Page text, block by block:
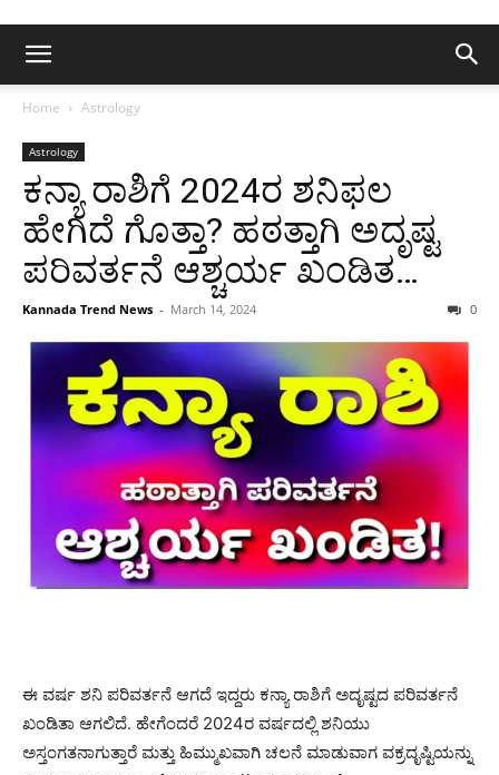
Home Astrology
Astrology
ಕನ್ಯಾ ರಾಶಿಗೆ 2024ರ ಶನಿಫಲ
ಹೇಗಿದೆ ಗೊತ್ತಾ? ಹಠತ್ತಾಗಿ ಅದೃಷ್ಟ
ಪರಿವರ್ತನೆ ಆಶ್ಚರ್ಯ ಖಂಡಿತ…
Kannada Trend News - March 14, 2024 0
ಈ ವರ್ಷ ಶನಿ ಪರಿವರ್ತನೆ ಆಗದೆ ಇದ್ದರು ಕನ್ಯಾ ರಾಶಿಗೆ ಅದೃಷ್ಟದ ಪರಿವರ್ತನೆ
ಖಂಡಿತಾ ಆಗಲಿದೆ. ಹೇಗೆಂದರೆ 2024ರ ವರ್ಷದಲ್ಲಿ ಶನಿಯು
ಅಸ್ತಂಗತನಾಗುತ್ತಾರೆ ಮತ್ತು ಹಿಮ್ಮುಖವಾಗಿ ಚಲನೆ ಮಾಡುವಾಗ ವಕ್ರದೃಷ್ಟಿಯನ್ನು